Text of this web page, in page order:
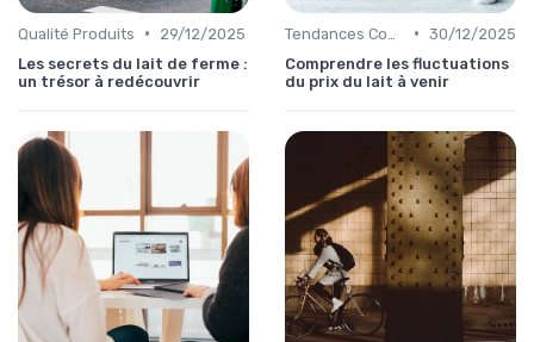
Qualité Produits •
29/12/2025
Les secrets du lait de ferme :
un trésor à redécouvrir
• 30/12/2025
Comprendre les fluctuations
du prix du lait à venir